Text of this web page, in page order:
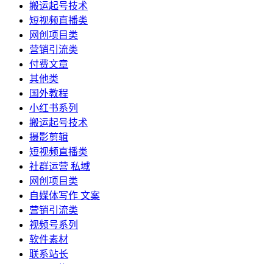
搬运起号技术
短视频直播类
网创项目类
营销引流类
付费文章
其他类
国外教程
小红书系列
搬运起号技术
摄影剪辑
短视频直播类
社群运营 私域
网创项目类
自媒体写作 文案
营销引流类
视频号系列
软件素材
联系站长